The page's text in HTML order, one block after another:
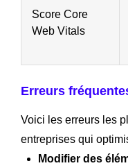
Score Core
Web Vitals
Erreurs
Voici les erreurs les
entreprises qui
Modifier des